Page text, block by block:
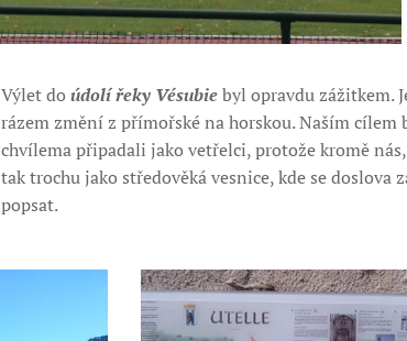
Výlet do údolí řeky Vésubiebyl opravdu zážitkem.
rázem změní z přímořské na horskou. Naším cílem
chvílema připadali jako vetřelci, protože kromě
tak trochu jako středověká vesnice, kde se
popsat.